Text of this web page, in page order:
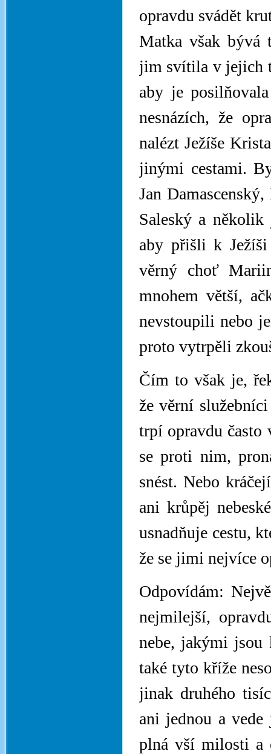
opravdu svádět
Matka však bývá
jim svítila v jejich
aby je
nesnázích, že
nalézt Ježíše
jinými cestami.
Jan
Saleský a
aby přišli k
věrný choť
mnohem větší,
nevstoupili nebo
proto vytrpěli
Čím to však je,
že věrní
trpí opravdu
se proti nim,
snést. Nebo
ani krůpěj
usnadňuje cestu,
že se jimi nejvíce
Odpovídám:
nejmilejší,
nebe, jakými
také tyto kříže
jinak druhého
ani jednou a
plná vší milosti a